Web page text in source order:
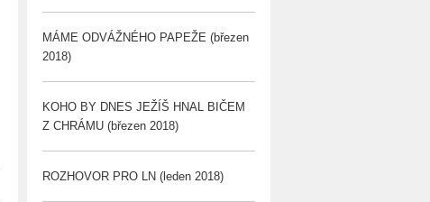
MÁME ODVÁŽNÉHO PAPEŽE (březen
2018)
KOHO BY DNES JEŽÍŠ HNAL BIČEM
Z CHRÁMU (březen 2018)
ROZHOVOR PRO LN (leden 2018)